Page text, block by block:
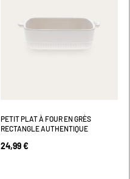
PETIT PLAT À FOUR EN GRÈS
RECTANGLE AUTHENTIQUE
24,99 €